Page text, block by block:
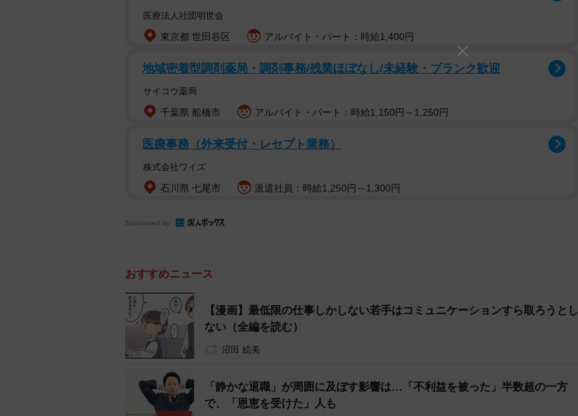
医療法人社団明世会
東京都 世田谷区 アルバイト・パート：時給1,400円
地域密着型調剤薬局・調剤事務/残業ほぼなし/未経験・ブランク歓迎
サイコウ薬局
千葉県 船橋市 アルバイト・パート：時給1,150円～1,250円
医療事務（外来受付・レセプト業務）
株式会社ワイズ
石川県 七尾市 派遣社員：時給1,250円～1,300円
Sponsored by
おすすめニュース
【漫画】最低限の仕事しかしない若手はコミュニケーションすら取ろうとし
ない（全編を読む）
沼田 絵美
「静かな退職」が周囲に及ぼす影響は…「不利益を被った」半数超の一方
で、「恩恵を受けた」人も